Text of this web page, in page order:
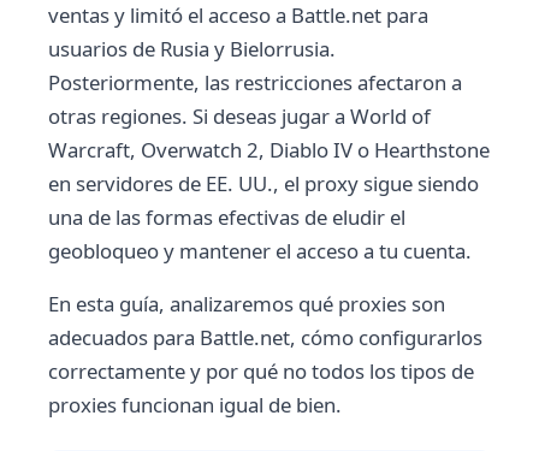
ventas y limitó el acceso a Battle.net para
usuarios de Rusia y Bielorrusia.
Posteriormente, las restricciones afectaron a
otras regiones. Si deseas jugar a World of
Warcraft, Overwatch 2, Diablo IV o Hearthstone
en servidores de EE. UU., el proxy sigue siendo
una de las formas efectivas de eludir el
geobloqueo y mantener el acceso a tu cuenta.
En esta guía, analizaremos qué proxies son
adecuados para Battle.net, cómo configurarlos
correctamente y por qué no todos los tipos de
proxies funcionan igual de bien.